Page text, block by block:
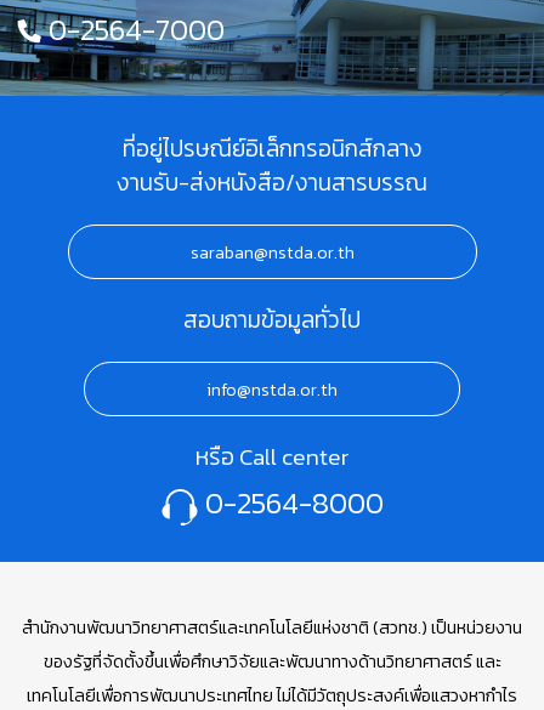
0-2564-7000
ที่อยู่ไปรษณีย์อิเล็กทรอนิกส์กลาง
งานรับ-ส่งหนังสือ/งานสารบรรณ
saraban@nstda.or.th
สอบถามข้อมูลทั่วไป
info@nstda.or.th
หรือ Call center
0-2564-8000
สำนักงานพัฒนาวิทยาศาสตร์และเทคโนโลยีแห่งชาติ (สวทช.) เป็นหน่วยงาน
ของรัฐที่จัดตั้งขึ้นเพื่อศึกษาวิจัยและพัฒนาทางด้านวิทยาศาสตร์ และ
เทคโนโลยีเพื่อการพัฒนาประเทศไทย ไม่ได้มีวัตถุประสงค์เพื่อแสวงหากำไร